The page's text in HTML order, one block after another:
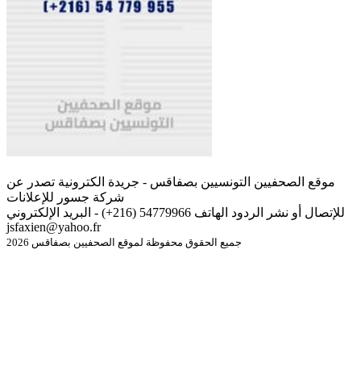
موقع الصحفيين التونسيين بصفاقس - جريدة الكترونية تصدر عن
شركة جسور للإعلانات
للإتصال أو نشر الردود الهاتف 54779966 (216+) - البريد الإلكتروني
jsfaxien@yahoo.fr
جميع الحقوق محفوظة لموقع الصحفيين بصفاقس 2026